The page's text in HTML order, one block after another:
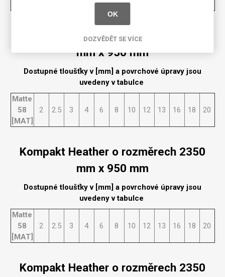
Kompakt Heather o rozměrech 2150
mm x 950 mm
Dostupné tloušťky v [mm] a povrchové úpravy jsou
uvedeny v tabulce
Matte
58
[MAT]
2 2.5 3 4 6 8 10 12 13 16 18 20
Kompakt Heather o rozměrech 2350
mm x 950 mm
Dostupné tloušťky v [mm] a povrchové úpravy jsou
uvedeny v tabulce
Matte
58
[MAT]
2 2.5 3 4 6 8 10 12 13 16 18 20
Kompakt Heather o rozměrech 2350
OK
DOZVĚDĚT SE VÍCE